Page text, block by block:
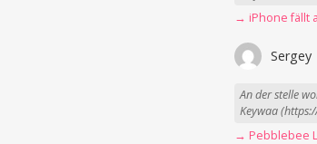
Sergey
An der stelle
Keywaa